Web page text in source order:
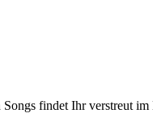
findet Ihr verstreut im